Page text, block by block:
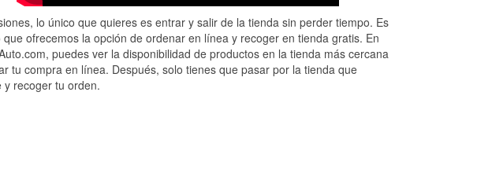
lo único que quieres es entrar y salir de la tienda sin perder tiempo. Es
que ofrecemos la opción de ordenar en línea y recoger en tienda gratis. En
puedes ver la disponibilidad de productos en la tienda más cercana
tu compra en línea. Después, solo tienes que pasar por la tienda que
y recoger tu orden.